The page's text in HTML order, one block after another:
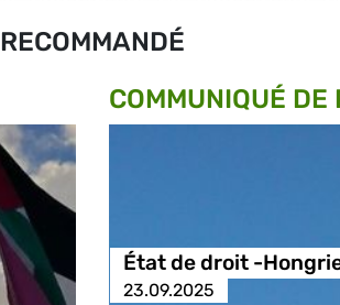
RECOMMANDÉ
COMMUNIQUÉ DE
État de droit -
23.09.2025